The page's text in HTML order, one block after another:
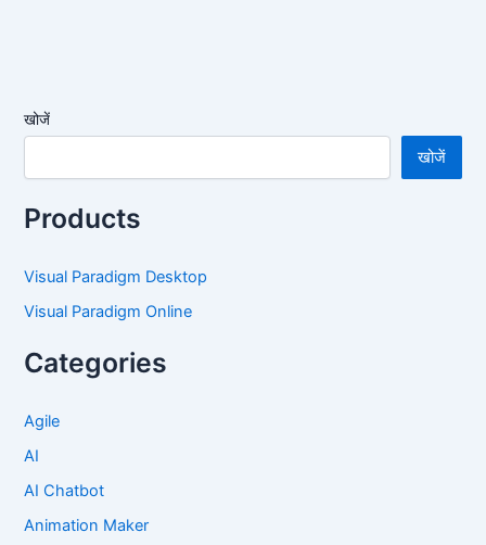
खोजें
खोजें
Products
Visual Paradigm Desktop
Visual Paradigm Online
Categories
Agile
AI
AI Chatbot
Animation Maker